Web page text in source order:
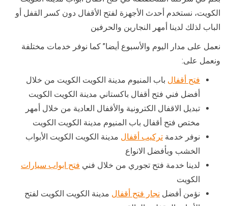
الكويت، نستخدم أحدث الأجهزة لفتح الأقفال دون كسر القفل أو
الباب لذلك لدينا أمهر النجارين والحرفين
نعمل على مدار اليوم والأسبوع أيضا” كما نوفر خدمات مختلفة
ونعمل على:
فتح أقفال باب المنيوم مدينة الكويت الكويت من خلال
أفضل فني فتح أقفال باكستاني مدينة الكويت الكويت
تبديل الاقفال الكترونية والأقفال العادية من خلال أمهر
مختص فتح أقفال باب المنيوم مدينة الكويت الكويت
نوفر خدمة تركيب أقفال مدينة الكويت الكويت الأبواب
الخشب وبأفضل الانواع
لدينا خدمة فتح تجوري من خلال فني فتح ابواب سيارات
الكويت
نؤمن أفضل نجار فتح أقفال مدينة الكويت الكويت لفتح